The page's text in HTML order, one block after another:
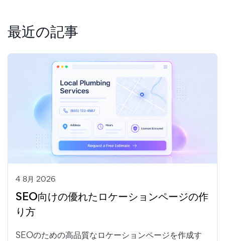
最近の記事
4 8月 2026
SEO向けの優れたロケーションページの作
り方
SEOのための高品質なロケーションページを作成す